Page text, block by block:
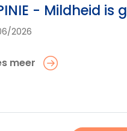
- Mildheid is
2026
meer